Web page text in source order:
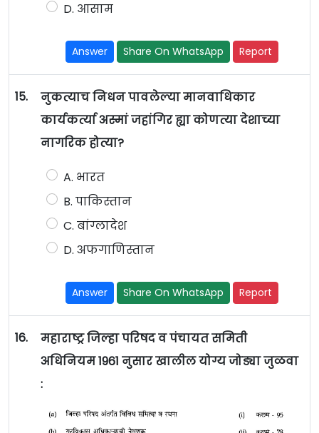
D. आसाम
Answer Share On WhatsApp Report
15.
नुकत्याच निधन पावलेल्या मानवाधिकार
कार्यकर्त्या अस्मां जहांगिर ह्या कोणत्या देशाच्या
नागरिक होत्या?
A. भारत
B. पाकिस्तान
C. बांग्लादेश
D. अफगाणिस्तान
Answer Share On WhatsApp Report
16.
महाराष्ट्र जिल्हा परिषद व पंचायत समिती
अधिनियम 1961 नुसार खालील योग्य जोड्या जुळवा
: